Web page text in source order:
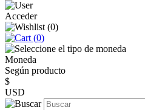
Acceder
(0)
(0)
Moneda
Según producto
$
USD